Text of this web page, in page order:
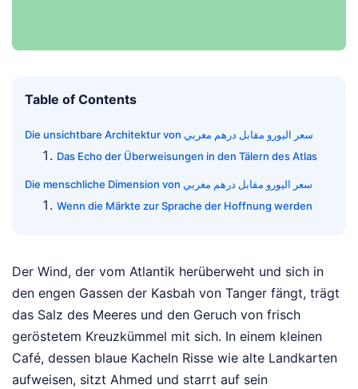
Table of Contents
Die unsichtbare Architektur von سعر اليورو مقابل درهم مغربي
Das Echo der Überweisungen in den Tälern des Atlas
Die menschliche Dimension von سعر اليورو مقابل درهم مغربي
Wenn die Märkte zur Sprache der Hoffnung werden
Der Wind, der vom Atlantik herüberweht und sich in
den engen Gassen der Kasbah von Tanger fängt, trägt
das Salz des Meeres und den Geruch von frisch
geröstetem Kreuzkümmel mit sich. In einem kleinen
Café, dessen blaue Kacheln Risse wie alte Landkarten
aufweisen, sitzt Ahmed und starrt auf sein